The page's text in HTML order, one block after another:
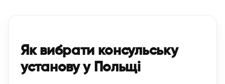
Як вибрати консульську
установу у Польщі